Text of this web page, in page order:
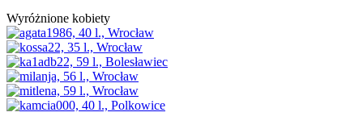
Wyróżnione kobiety